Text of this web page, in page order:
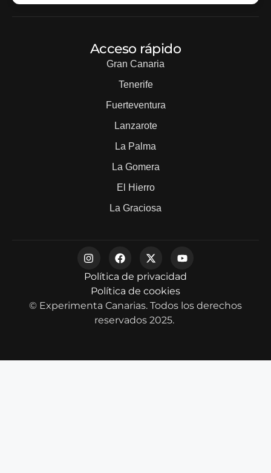
Acceso rápido
Gran Canaria
Tenerife
Fuerteventura
Lanzarote
La Palma
La Gomera
El Hierro
La Graciosa
© Experimenta Canarias. Todos los derechos
reservados 2025.
Política de privacidad
Política de cookies